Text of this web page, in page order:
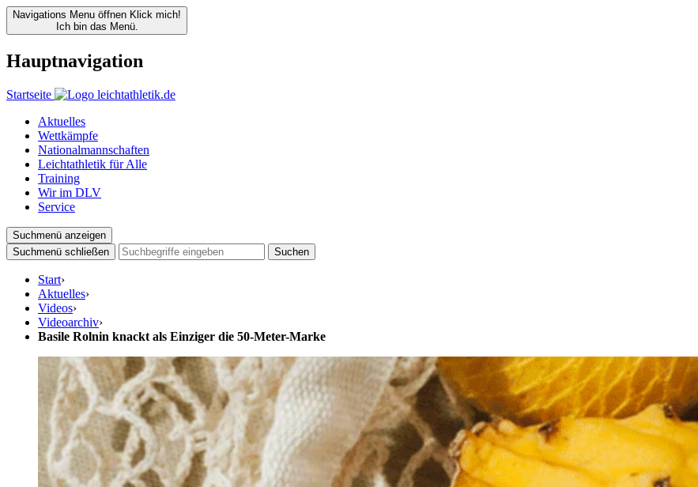
Navigations Menu öffnen Klick mich!
Ich bin das Menü.
Hauptnavigation
Startseite
Aktuelles
Wettkämpfe
Nationalmannschaften
Leichtathletik für Alle
Training
Wir im DLV
Service
Suchmenü anzeigen
Suchmenü schließen
Suchen
Start›
Aktuelles›
Videos›
Videoarchiv›
Basile Rolnin knackt als Einziger die 50-Meter-Marke